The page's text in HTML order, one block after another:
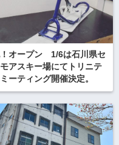
オープン 1/6は石川県セ
アスキー場にてトリニテ
ーティング開催決定。